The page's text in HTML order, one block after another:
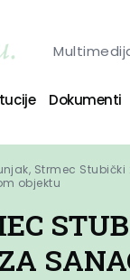
Dokumenti
Strmec
objektu